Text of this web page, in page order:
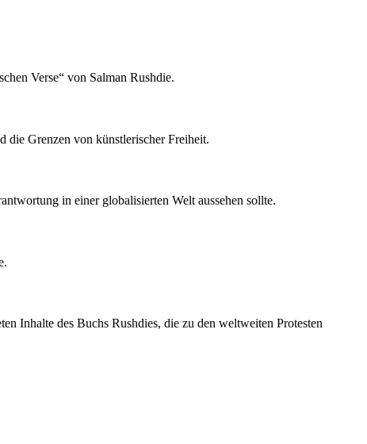
Verse“ von Salman Rushdie.
die Grenzen von künstlerischer Freiheit.
in einer globalisierten Welt aussehen sollte.
Inhalte des Buchs Rushdies, die zu den weltweiten Protesten